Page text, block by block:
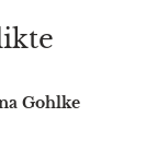
Gohlke